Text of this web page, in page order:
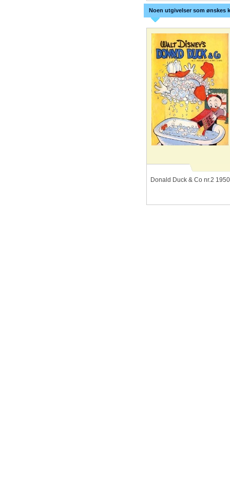
Noen utgivelser som ønskes
Donald Duck & Co nr.2 1950